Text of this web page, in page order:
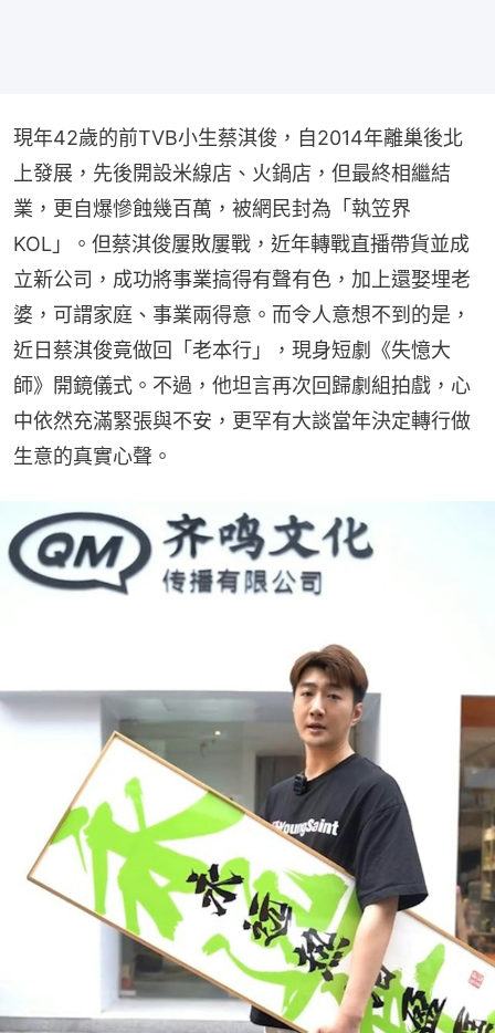
現年42歲的前TVB小生蔡淇俊，自2014年離巢後北
上發展，先後開設米線店、火鍋店，但最終相繼結
業，更自爆慘蝕幾百萬，被網民封為「執笠界
KOL」。但蔡淇俊屢敗屢戰，近年轉戰直播帶貨並成
立新公司，成功將事業搞得有聲有色，加上還娶埋老
婆，可謂家庭、事業兩得意。而令人意想不到的是，
近日蔡淇俊竟做回「老本行」，現身短劇《失憶大
師》開鏡儀式。不過，他坦言再次回歸劇組拍戲，心
中依然充滿緊張與不安，更罕有大談當年決定轉行做
生意的真實心聲。